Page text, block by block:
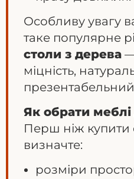
Особливу увагу
таке популярне
столи з дерева
міцність,
Як обрати меблі
Перш ніж купити
визначте:
розміри